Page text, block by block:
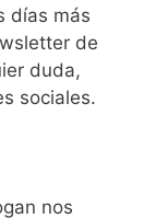
días más
de
duda,
sociales.
nos